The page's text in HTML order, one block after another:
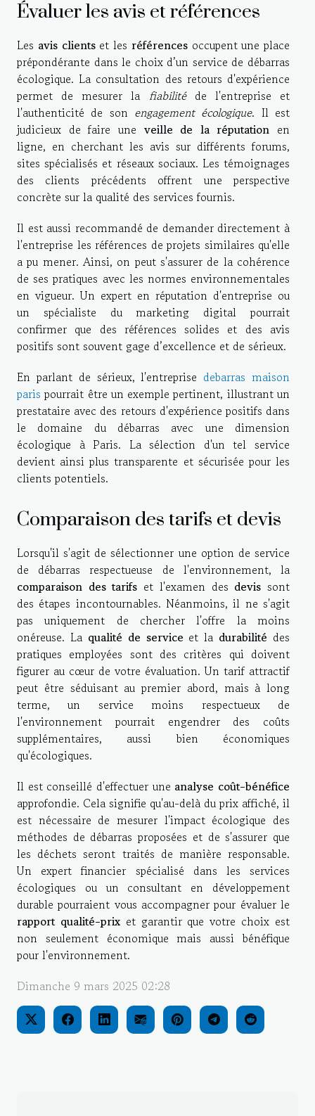
Évaluer les avis et références
Les avis clientset les référencesoccupent une place
prépondérante dans le choix d’un service de débarras
écologique. La consultation des retours d'expérience
permet de mesurer la fiabilitéde l'entreprise et
l'authenticité de son engagement écologique. Il est
judicieux de faire une veille de la réputation en
ligne, en cherchant les avis sur différents forums,
sites spécialisés et réseaux sociaux. Les témoignages
des clients précédents offrent une perspective
concrète sur la qualité des services fournis.
Il est aussi recommandé de demander directement à
l'entreprise les références de projets similaires qu'elle
a pu mener. Ainsi, on peut s'assurer de la cohérence
de ses pratiques avec les normes environnementales
en vigueur. Un expert en réputation d'entreprise ou
un spécialiste du marketing digital pourrait
confirmer que des références solides et des avis
positifs sont souvent gage d’excellence et de sérieux.
En parlant de sérieux, l'entreprise debarras maison
paris pourrait être un exemple pertinent, illustrant un
prestataire avec des retours d'expérience positifs dans
le domaine du débarras avec une dimension
écologique à Paris. La sélection d'un tel service
devient ainsi plus transparente et sécurisée pour les
clients potentiels.
Comparaison des tarifs et devis
Lorsqu'il s'agit de sélectionner une option de service
de débarras respectueuse de l'environnement, la
comparaison des tarifs et l'examen des devis sont
des étapes incontournables. Néanmoins, il ne s'agit
pas uniquement de chercher l'offre la moins
onéreuse. La qualité de service et la durabilité des
pratiques employées sont des critères qui doivent
figurer au cœur de votre évaluation. Un tarif attractif
peut être séduisant au premier abord, mais à long
terme, un service moins respectueux de
l'environnement pourrait engendrer des coûts
supplémentaires, aussi bien économiques
qu'écologiques.
Il est conseillé d'effectuer une analyse coût-bénéfice
approfondie. Cela signifie qu'au-delà du prix affiché, il
est nécessaire de mesurer l'impact écologique des
méthodes de débarras proposées et de s'assurer que
les déchets seront traités de manière responsable.
Un expert financier spécialisé dans les services
écologiques ou un consultant en développement
durable pourraient vous accompagner pour évaluer le
rapport qualité-prixet garantir que votre choix est
non seulement économique mais aussi bénéfique
pour l'environnement.
Dimanche 9 mars 2025 02:28